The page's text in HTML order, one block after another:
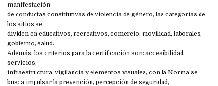
manifestación
de conductas constitutivas de violencia de género; las categorías de
los sitios se
dividen en educativos, recreativos, comercio, movilidad, laborales,
gobierno, salud.
Además, los criterios para la certificación son: accesibilidad,
servicios,
infraestructura, vigilancia y elementos visuales; con la Norma se
busca impulsar la prevención, percepción de seguridad,